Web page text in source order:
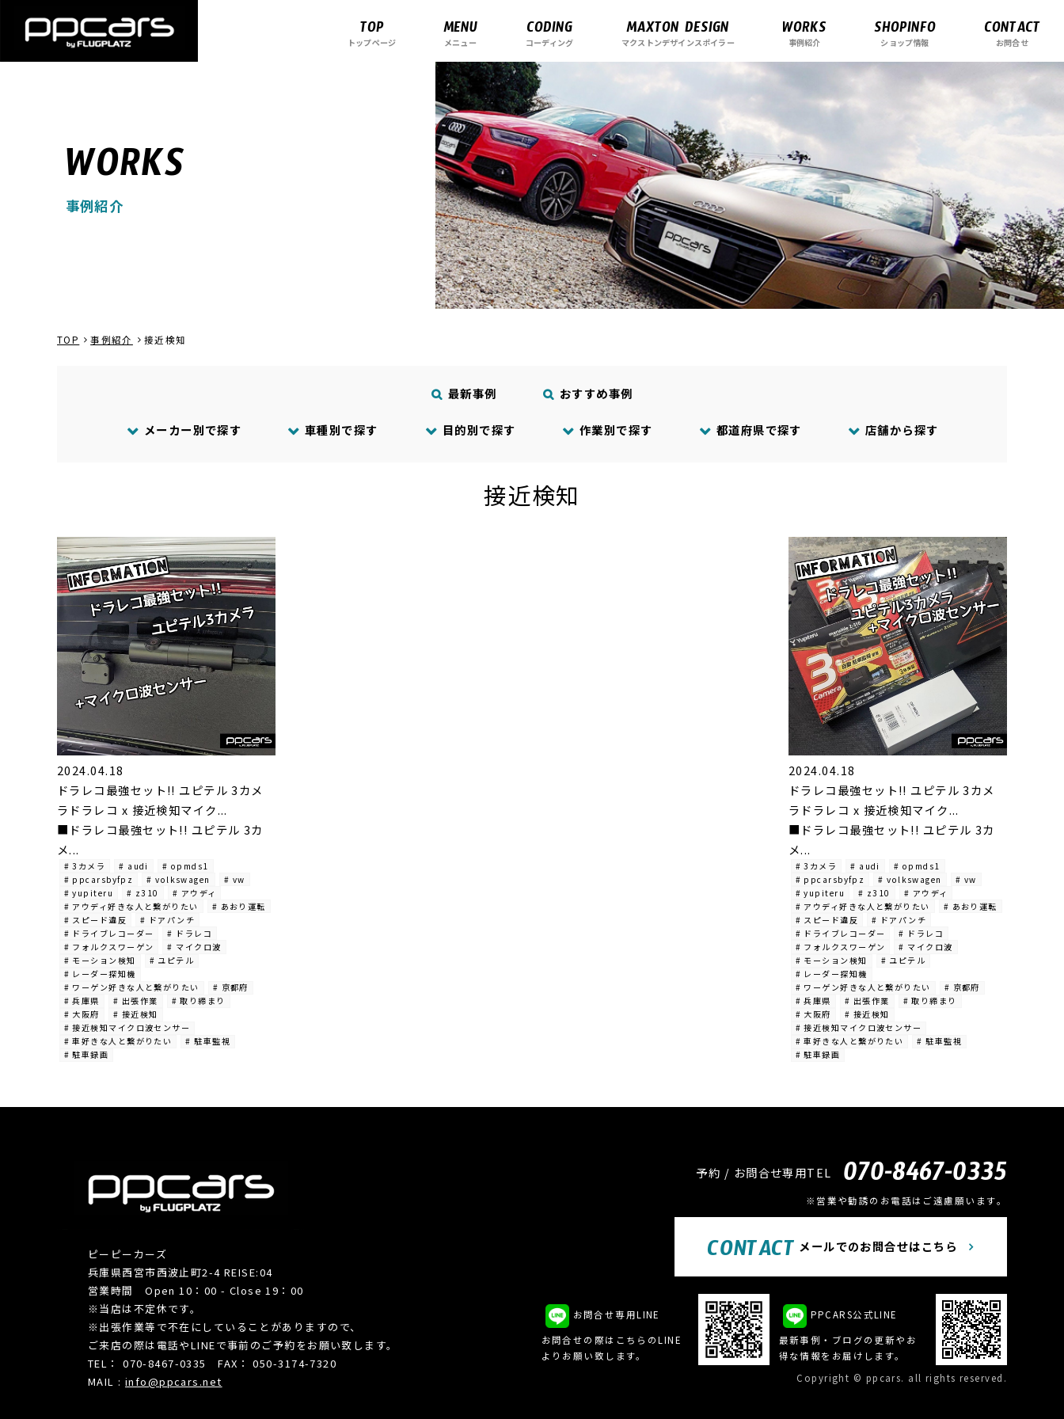
TOP
トップページ MENU
メニュー CODING
コーディング MAXTON DESIGN
マクストンデザインスポイラー WORKS
事例紹介 SHOPINFO
ショップ情報 CONTACT
お問合せ
WORKS
事例紹介
TOP 事例紹介 接近検知
最新事例 おすすめ事例
メーカー別で探す 車種別で探す 目的別で探す 作業別で探す 都道府県で探す 店舗から探す
接近検知
2024.04.18
ドラレコ最強セット!! ユピテル 3カメ
ラドラレコ x 接近検知マイク...
■ドラレコ最強セット!! ユピテル 3カ
メ...
# 3カメラ # audi
# opmds1
# ppcarsbyfpz
# volkswagen
# vw
# yupiteru
# z310
# アウディ
# アウディ好きな人と繋がりたい
# あおり運転
# スピード違反
# ドアパンチ
# ドライブレコーダー
# ドラレコ
# フォルクスワーゲン
# マイクロ波
# モーション検知
# ユピテル
# レーダー探知機
# ワーゲン好きな人と繋がりたい
# 京都府
# 兵庫県
# 出張作業
# 取り締まり
# 大阪府
# 接近検知
# 接近検知マイクロ波センサー
# 車好きな人と繋がりたい
# 駐車監視
# 駐車録画
2024.04.18
ドラレコ最強セット!! ユピテル 3カメ
ラドラレコ x 接近検知マイク...
■ドラレコ最強セット!! ユピテル 3カ
メ...
# 3カメラ # audi
# opmds1
# ppcarsbyfpz
# volkswagen
# vw
# yupiteru
# z310
# アウディ
# アウディ好きな人と繋がりたい
# あおり運転
# スピード違反
# ドアパンチ
# ドライブレコーダー
# ドラレコ
# フォルクスワーゲン
# マイクロ波
# モーション検知
# ユピテル
# レーダー探知機
# ワーゲン好きな人と繋がりたい
# 京都府
# 兵庫県
# 出張作業
# 取り締まり
# 大阪府
# 接近検知
# 接近検知マイクロ波センサー
# 車好きな人と繋がりたい
# 駐車監視
# 駐車録画
ピーピーカーズ
兵庫県西宮市西波止町2-4 REISE:04
営業時間 Open 10：00 - Close 19：00
※当店は不定休です。
※出張作業等で不在にしていることがありますので、
ご来店の際は電話やLINEで事前のご予約をお願い致します。
TEL： 070-8467-0335 FAX： 050-3174-7320
MAIL : info@ppcars.net
予約 / お問合せ専用TEL 070-8467-0335
※営業や勧誘のお電話はご遠慮願います。
CONTACT メールでのお問合せはこちら
お問合せ専用LINE
お問合せの際はこちらのLINE
よりお願い致します。
PPCARS公式LINE
最新事例・ブログの更新やお
得な情報をお届けします。
Copyright © ppcars. all rights reserved.